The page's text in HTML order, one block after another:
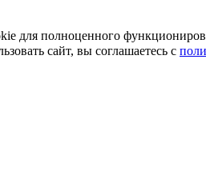
для полноценного
сайт, вы соглашаетесь с